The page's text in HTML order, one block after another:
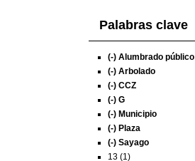
Palabras clave
(-) Alumbrado público
(-) Arbolado
(-) CCZ
(-) G
(-) Municipio
(-) Plaza
(-) Sayago
13 (1)